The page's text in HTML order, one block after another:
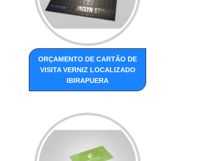
ORÇAMENTO DE CARTÃO DE
VISITA VERNIZ LOCALIZADO
IBIRAPUERA